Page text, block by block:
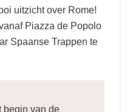
uitzicht over Rome!
Piazza de Popolo
Spaanse Trappen te
begin van de